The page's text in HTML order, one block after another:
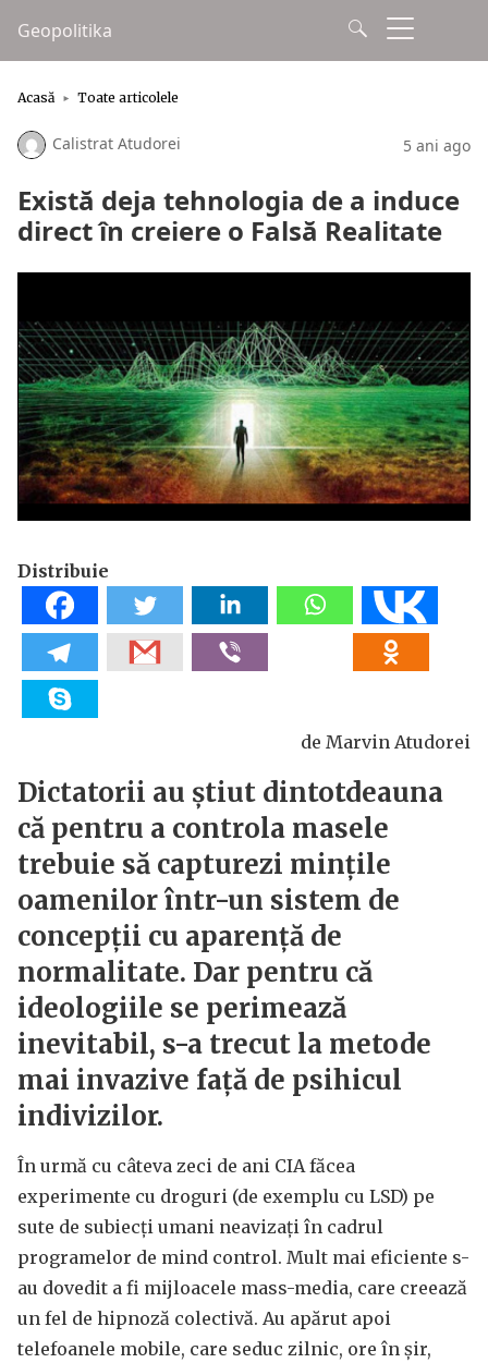
Geopolitika
Acasă Toate articolele
Calistrat Atudorei 5 ani ago
Există deja tehnologia de a induce
direct în creiere o Falsă Realitate
Distribuie
de Marvin Atudorei
Dictatorii au știut dintotdeauna
că pentru a controla masele
trebuie să capturezi mințile
oamenilor într-un sistem de
concepții cu aparență de
normalitate. Dar pentru că
ideologiile se perimează
inevitabil, s-a trecut la metode
mai invazive față de psihicul
indivizilor.
În urmă cu câteva zeci de ani CIA făcea
experimente cu droguri (de exemplu cu LSD) pe
sute de subiecți umani neavizați în cadrul
programelor de mind control. Mult mai eficiente s-
au dovedit a fi mijloacele mass-media, care creează
un fel de hipnoză colectivă. Au apărut apoi
telefoanele mobile, care seduc zilnic, ore în șir,